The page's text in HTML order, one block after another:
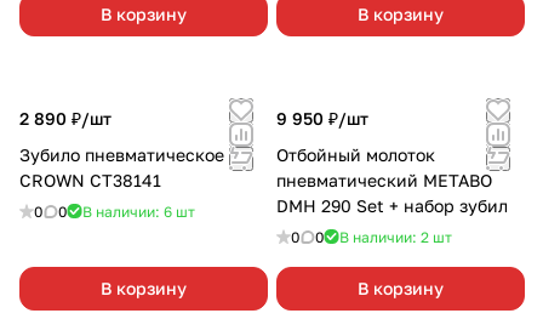
В корзину В корзину
2 890 ₽/шт
Зубило пневматическое
CROWN CT38141
0 0 В наличии: 6 шт
В корзину
9 950 ₽/шт
Отбойный молоток
пневматический METABO
DMH 290 Set + набор зубил
0 0 В наличии: 2 шт
В корзину